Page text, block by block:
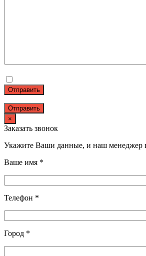
Отправить
×
Заказать звонок
Укажите Ваши данные, и наш менеджер
Ваше имя *
Телефон *
Город *